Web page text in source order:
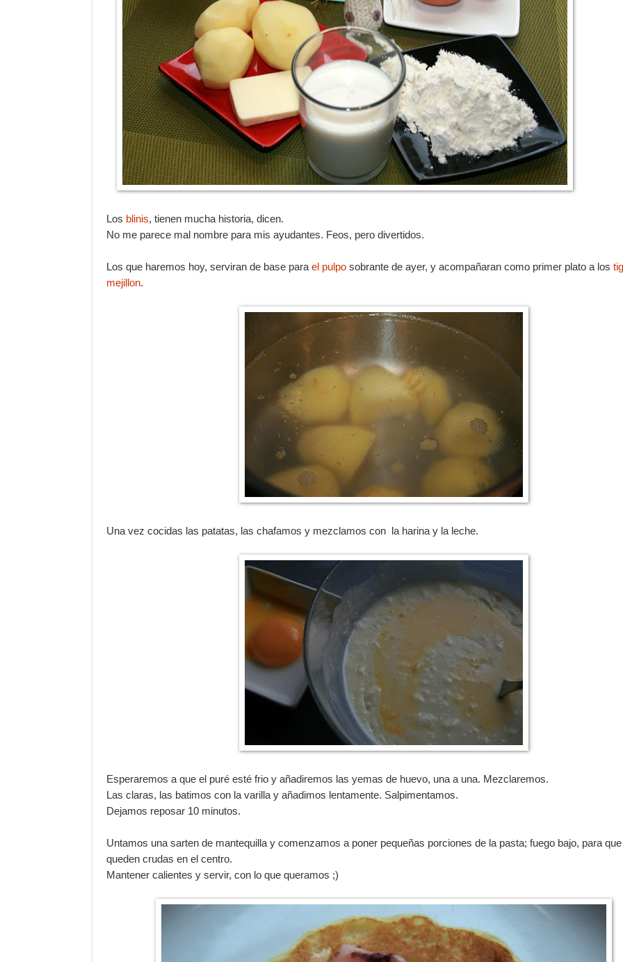
Los blinis, tienen mucha historia, dicen.
No me parece mal nombre para mis ayudantes. Feos, pero divertidos.
Los que haremos hoy, serviran de base para el pulpo sobrante de ayer, y acompañaran como primer plato a los
mejillon.
Una vez cocidas las patatas, las chafamos y mezclamos con la harina y la leche.
Esperaremos a que el puré esté frio y añadiremos las yemas de huevo, una a una. Mezclaremos.
Las claras, las batimos con la varilla y añadimos lentamente. Salpimentamos.
Dejamos reposar 10 minutos.
Untamos una sarten de mantequilla y comenzamos a poner pequeñas porciones de la pasta; fuego bajo, para
queden crudas en el centro.
Mantener calientes y servir, con lo que queramos ;)